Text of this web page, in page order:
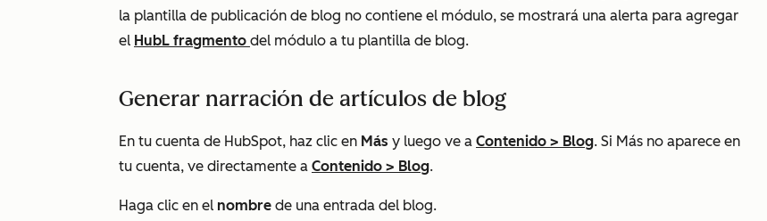
la plantilla de publicación de blog no contiene el módulo, se mostrará una alerta para agregar
el HubL fragmento del módulo a tu plantilla de blog.
Generar narración de artículos de blog
En tu cuenta de HubSpot, haz clic en Más y luego ve a Contenido > Blog. Si Más no aparece en
tu cuenta, ve directamente a Contenido > Blog.
Haga clic en el nombre de una entrada del blog.